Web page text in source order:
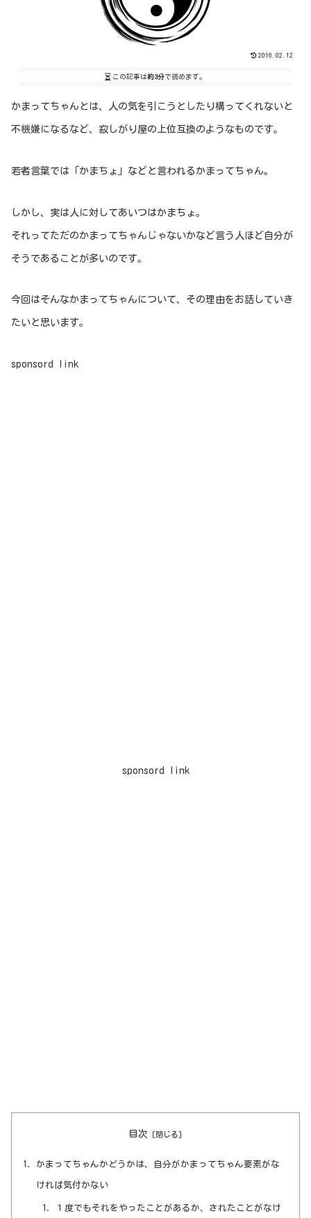
2016.02.12
この記事は約3分で読めます。
かまってちゃんとは、人の気を引こうとしたり構ってくれないと
不機嫌になるなど、寂しがり屋の上位互換のようなものです。
若者言葉では「かまちょ」などと言われるかまってちゃん。
しかし、実は人に対してあいつはかまちょ。
それってただのかまってちゃんじゃないかなど言う人ほど自分が
そうであることが多いのです。
今回はそんなかまってちゃんについて、その理由をお話していき
たいと思います。
sponsord link
sponsord link
目次
かまってちゃんかどうかは、自分がかまってちゃん要素がな
ければ気付かない
１度でもそれをやったことがあるか、されたことがなけ